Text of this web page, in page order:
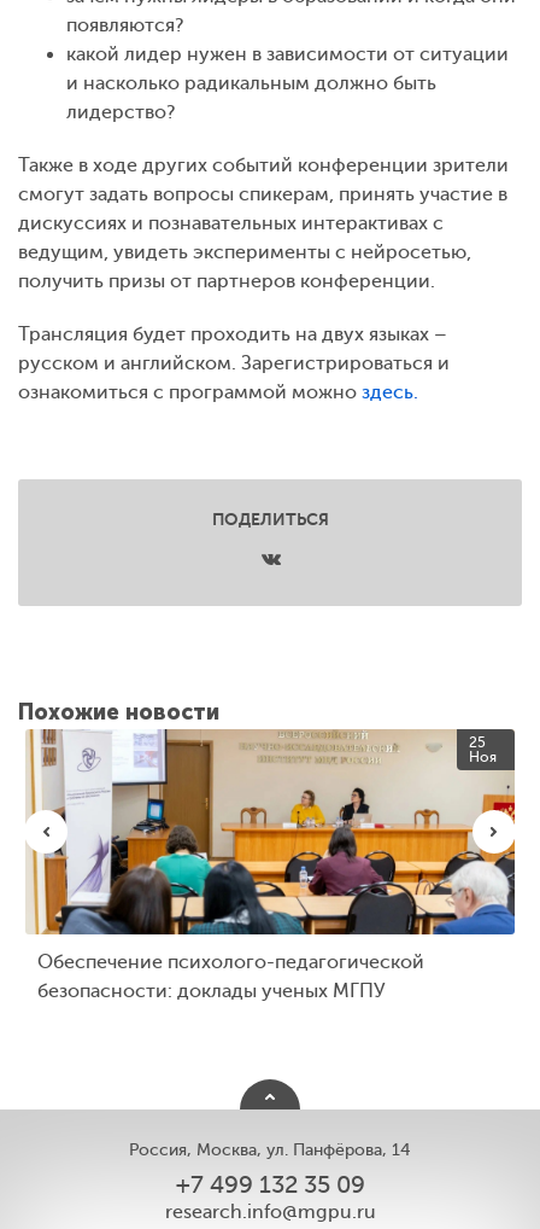
появляются?
какой лидер нужен в зависимости от ситуации
и насколько радикальным должно быть
лидерство?
Также в ходе других событий конференции зрители
смогут задать вопросы спикерам, принять участие в
дискуссиях и познавательных интерактивах с
ведущим, увидеть эксперименты с нейросетью,
получить призы от партнеров конференции.
Трансляция будет проходить на двух языках –
русском и английском. Зарегистрироваться и
ознакомиться с программой можно здесь.
ПОДЕЛИТЬСЯ
Похожие новости
25
Ноя
Обеспечение психолого-педагогической
безопасности: доклады ученых МГПУ
Россия, Москва, ул. Панфёрова, 14
+7 499 132 35 09
research.info@mgpu.ru